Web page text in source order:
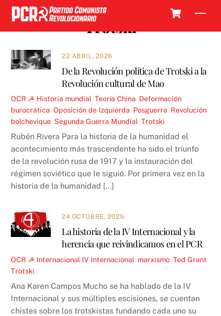
Skip
content
Trotski
22 ABRIL, 2026
De la Revolución política de Trotski a la
Revolución cultural de Mao
OCR ☭ Historia mundial ,Teoría China Deformación
burocrática ,Oposición de Izquierda Posguerra Revolución
bolchevique Segunda Guerra Mundial ,Trotski
Rubén Rivera Para la historia de la humanidad el
acontecimiento más trascendente ha sido el triunfo
de la revolución rusa de 1917 y la instauración del
régimen soviético que le siguió. Por primera vez en la
historia de la humanidad […]
24 OCTUBRE, 2025
La historia de la IV Internacional y la
herencia que reivindicamos en el PCR
OCR ☭ Internacional IV Internacional marxismo ,Ted Grant
Trotski
Ana Karen Campos Mucho se ha hablado de la IV
Internacional y sus múltiples escisiones, se cuentan
chistes sobre los trotskistas fundando cada uno su